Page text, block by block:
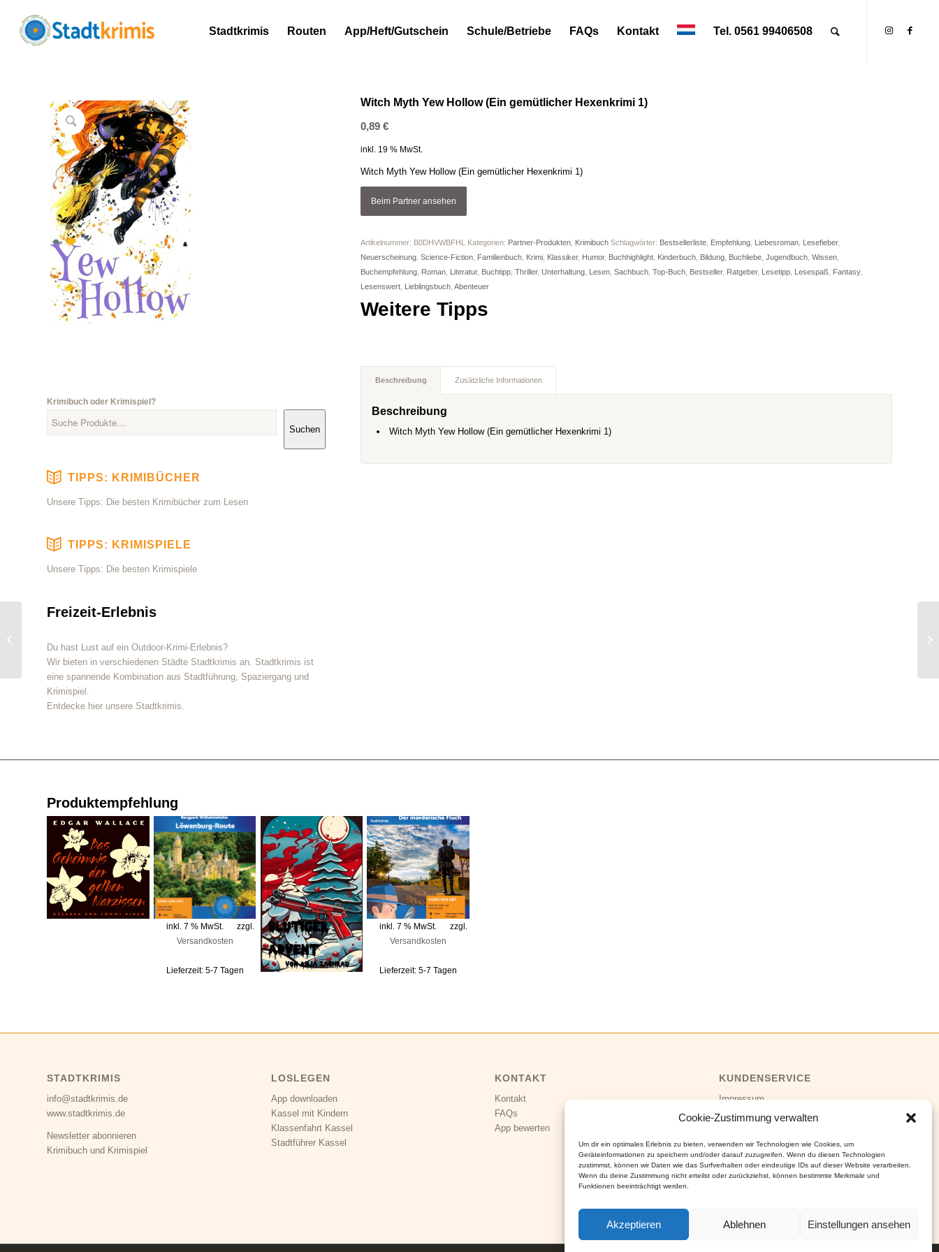
Cookie-Zustimmung verwalten
Um dir ein optimales Erlebnis zu bieten, verwenden wir Technologien wie Cookies, um
Geräteinformationen zu speichern und/oder darauf zuzugreifen. Wenn du diesen Technologien
zustimmst, können wir Daten wie das Surfverhalten oder eindeutige IDs auf dieser Website verarbeiten.
Wenn du deine Zustimmung nicht erteilst oder zurückziehst, können bestimmte Merkmale und
Funktionen beeinträchtigt werden.
Akzeptieren Ablehnen Einstellungen ansehen
Stadtkrimis Routen App/Heft/Gutschein Schule/Betriebe FAQs Kontakt Tel. 0561 99406508
Krimibuch oder Krimispiel?
Suchen
TIPPS: KRIMIBÜCHER
Unsere Tipps: Die besten Krimibücher zum Lesen
TIPPS: KRIMISPIELE
Unsere Tipps: Die besten Krimispiele
Freizeit-Erlebnis
Du hast Lust auf ein Outdoor-Krimi-Erlebnis?
Wir bieten in verschiedenen Städte Stadtkrimis an. Stadtkrimis ist
eine spannende Kombination aus Stadtführung, Spaziergang und
Krimispiel.
Entdecke hier unsere Stadtkrimis.
Witch Myth Yew Hollow (Ein gemütlicher Hexenkrimi 1)
0,89€
inkl. 19 % MwSt.
Witch Myth Yew Hollow (Ein gemütlicher Hexenkrimi 1)
Beim Partner ansehen
Artikelnummer: B0DHVWBFHL Kategorien: Partner-Produkten Krimibuch Schlagwörter: Bestsellerliste Empfehlung Liebesroman Lesefieber,
Neuerscheinung ,Science-Fiction Familienbuch Krimi Klassiker, Humor, Buchhighlight Kinderbuch Bildung Buchliebe ,Jugendbuch ,Wissen
Buchempfehlung Roman Literatur, Buchtipp ,Thriller,Unterhaltung Lesen ,Sachbuch ,Top-Buch Bestseller, Ratgeber, Lesetipp Lesespaß Fantasy,
Lesenswert Lieblingsbuch ,Abenteuer
Weitere Tipps
Beschreibung Zusätzliche Informationen
Beschreibung
Witch Myth Yew Hollow (Ein gemütlicher Hexenkrimi 1)
Produktempfehlung
inkl. 7 % MwSt.
zzgl.
Versandkosten
Lieferzeit: 5-7 Tagen
inkl. 7 % MwSt.
zzgl.
Versandkosten
Lieferzeit:5-7 Tagen
STADTKRIMIS
info@stadtkrimis.de
www.stadtkrimis.de
Newsletter abonnieren
Krimibuch und Krimispiel
LOSLEGEN
App downloaden
Kassel mit Kindern
Klassenfahrt Kassel
Stadtführer Kassel
KONTAKT
Kontakt
FAQs
App bewerten
KUNDENSERVICE
Impressum
Datenschutz
Widerruf&Cookies
When They See Me:
novel in the Shaw and
Darmody series